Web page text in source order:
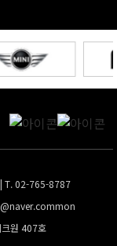
| T. 02-765-8787
원 407호